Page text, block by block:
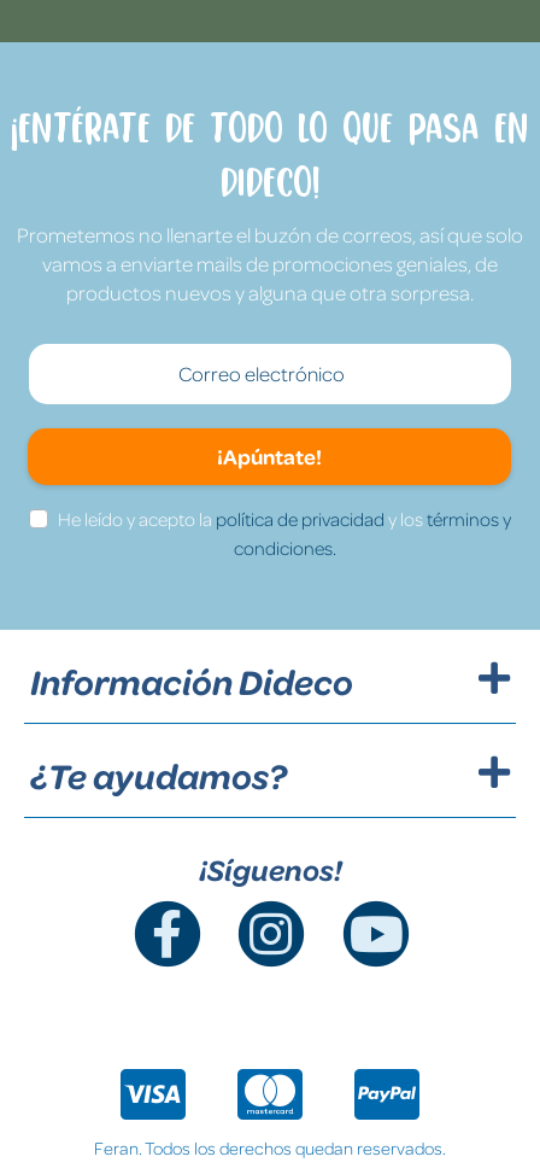
¡Entérate de todo lo que pasa en
Dideco!
Prometemos no llenarte el buzón de correos, así que solo
vamos a enviarte mails de promociones geniales, de
productos nuevos y alguna que otra sorpresa.
¡Apúntate!
He leído y acepto la política de privacidad y lostérminos y
condiciones.
Información Dideco
¿Te ayudamos?
¡Síguenos!
Feran. Todos los derechos quedan reservados.